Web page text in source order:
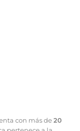
con más de20